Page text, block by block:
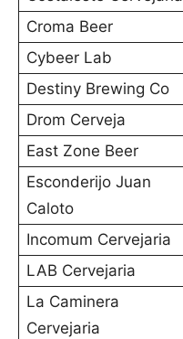
Croma Beer
Cybeer Lab
Destiny Brewing Co
Drom Cerveja
East Zone Beer
Esconderijo Juan
Caloto
Incomum Cervejaria
LAB Cervejaria
La Caminera
Cervejaria